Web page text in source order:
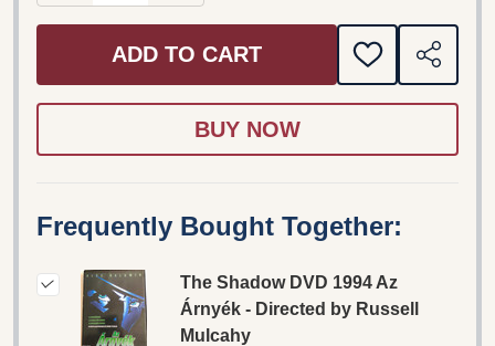
ADD TO CART
ADD
TO
SHARE
Frequently Bought Together:
The Shadow DVD 1994 Az
Árnyék - Directed by Russell
Mulcahy